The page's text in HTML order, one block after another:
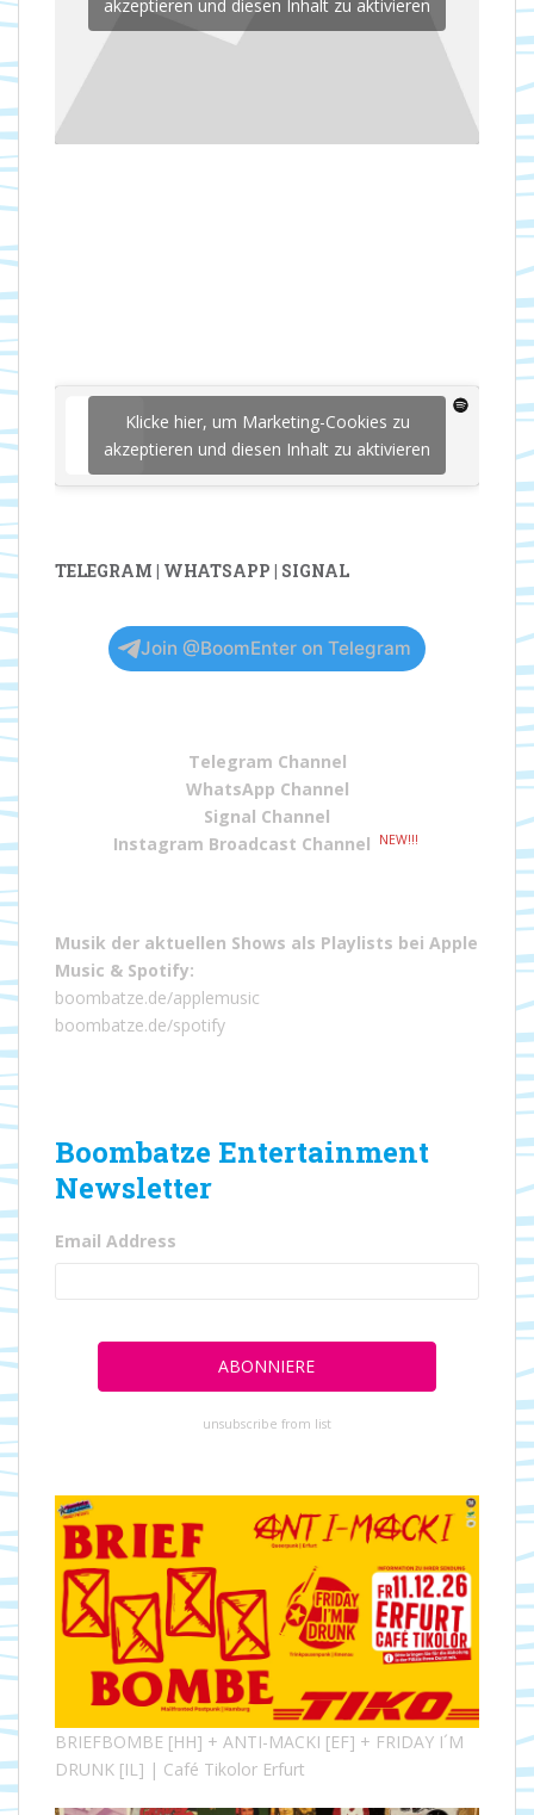
akzeptieren und diesen Inhalt zu aktivieren
Klicke hier, um Marketing-Cookies zu
akzeptieren und diesen Inhalt zu aktivieren
TELEGRAM | WHATSAPP | SIGNAL
Join @BoomEnter on Telegram
Telegram Channel
WhatsApp Channel
Signal Channel
Instagram Broadcast Channel
NEW!!!
Musik der aktuellen Shows als Playlists bei Apple
Music & Spotify:
boombatze.de/applemusic
boombatze.de/spotify
Boombatze Entertainment
Newsletter
Email Address
unsubscribe from list
BRIEFBOMBE [HH] + ANTI-MACKI [EF] + FRIDAY I´M
DRUNK [IL] | Café Tikolor Erfurt